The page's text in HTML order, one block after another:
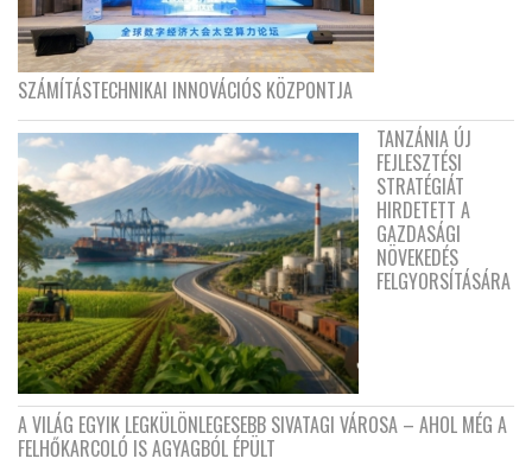
SZÁMÍTÁSTECHNIKAI INNOVÁCIÓS KÖZPONTJA
TANZÁNIA ÚJ
FEJLESZTÉSI
STRATÉGIÁT
HIRDETETT A
GAZDASÁGI
NÖVEKEDÉS
FELGYORSÍTÁSÁRA
A VILÁG EGYIK LEGKÜLÖNLEGESEBB SIVATAGI VÁROSA – AHOL MÉG A
FELHŐKARCOLÓ IS AGYAGBÓL ÉPÜLT